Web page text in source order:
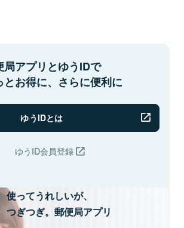
局アプリとゆうIDで
とお得に、さらに便利に
ゆうIDとは
ゆうID会員登録
使ってうれしいが、
つぎつぎ。郵便局アプリ